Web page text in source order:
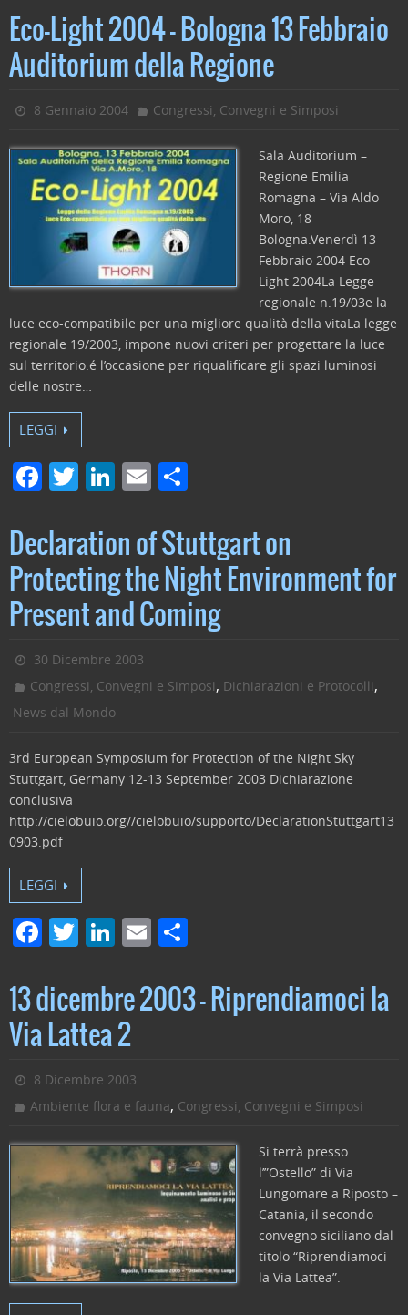
c
e
b
o
o
k
itt
er
k
e
dI
n
ai
l
n
di
vi
di
Eco-Light 2004 – Bologna 13 Febbraio
Auditorium della Regione
8 Gennaio 2004 Congressi, Convegni e Simposi
Sala Auditorium –
Regione Emilia
Romagna – Via Aldo
Moro, 18
Bologna.Venerdì 13
Febbraio 2004 Eco
Light 2004La Legge
regionale n.19/03e la
luce eco-compatibile per una migliore qualità della vitaLa legge
regionale 19/2003, impone nuovi criteri per progettare la luce
sul territorio.é l’occasione per riqualificare gli spazi luminosi
delle nostre…
LEGGI
F
c
e
b
o
o
k
T
itt
er
Li
k
e
dI
n
E
ai
l
n
di
vi
di
Declaration of Stuttgart on
Protecting the Night Environment for
Present and Coming
30 Dicembre 2003
Congressi, Convegni e Simposi, Dichiarazioni e Protocolli,
News dal Mondo
3rd European Symposium for Protection of the Night Sky
Stuttgart, Germany 12-13 September 2003 Dichiarazione
conclusiva
http://cielobuio.org//cielobuio/supporto/DeclarationStuttgart13
0903.pdf
LEGGI
F
c
e
b
o
o
k
T
itt
er
Li
k
e
dI
n
E
ai
l
n
di
13 dicembre 2003 – Riprendiamoci la
Via Lattea 2
8 Dicembre 2003
Ambiente flora e fauna, Congressi, Convegni e Simposi
Si terrà presso
l’”Ostello” di Via
Lungomare a Riposto –
Catania, il secondo
convegno siciliano dal
titolo “Riprendiamoci
la Via Lattea”.